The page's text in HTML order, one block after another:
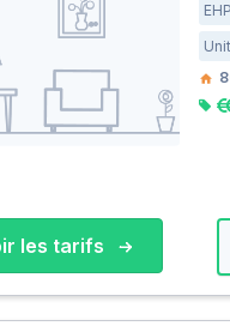
les tarifs